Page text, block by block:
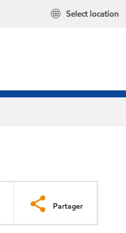
Select location
Partager